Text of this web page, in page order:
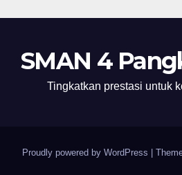
SMAN 4
Tingkatkan prestasi untuk
Proudly powered by WordPress